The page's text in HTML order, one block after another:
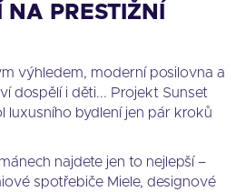
PRESTIŽNÍ
výhledem, moderní posilovna a
dospělí i děti... Projekt Sunset
luxusního bydlení jen pár kroků
najdete jen to nejlepší –
spotřebiče Miele, designové